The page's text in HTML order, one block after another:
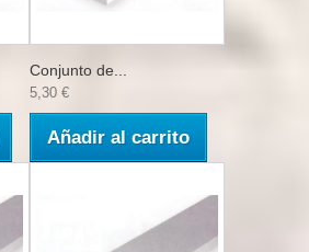
Conjunto de...
5,30 €
Añadir al carrito